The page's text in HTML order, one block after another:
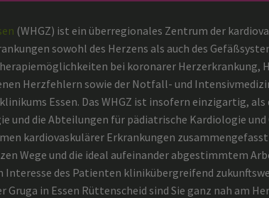
(WHGZ) ist ein überregionales Zentrum der
sowohl des Herzens als auch des
bei koronarer
Herzfehlern sowie der Notfall- und
Essen. Das WHGZ ist insofern einzigartig,
und die Abteilungen für pädiatrische Kardiologie
kardiovaskulärer Erkrankungen
Wege und die ideal aufeinander abgestimmtem
Interesse des Patienten klinikübergreifend
in Essen Rüttenscheid sind Sie ganz nah am